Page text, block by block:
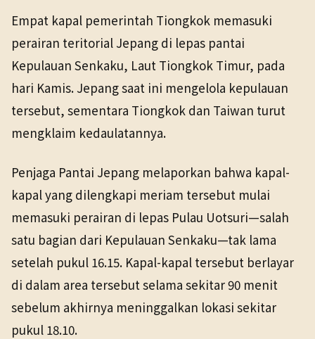
TANGGAL SUMBER
7 Mei 2026
Pranala sumber asli tidak lagi tersedia. Versi arsip
Empat kapal pemerintah Tiongkok memasuki
perairan teritorial Jepang di lepas pantai
Kepulauan Senkaku, Laut Tiongkok Timur, pada
hari Kamis. Jepang saat ini mengelola kepulauan
tersebut, sementara Tiongkok dan Taiwan turut
mengklaim kedaulatannya.
Penjaga Pantai Jepang melaporkan bahwa kapal-
kapal yang dilengkapi meriam tersebut mulai
memasuki perairan di lepas Pulau Uotsuri—salah
satu bagian dari Kepulauan Senkaku—tak lama
setelah pukul 16.15. Kapal-kapal tersebut berlayar
di dalam area tersebut selama sekitar 90 menit
sebelum akhirnya meninggalkan lokasi sekitar
pukul 18.10.